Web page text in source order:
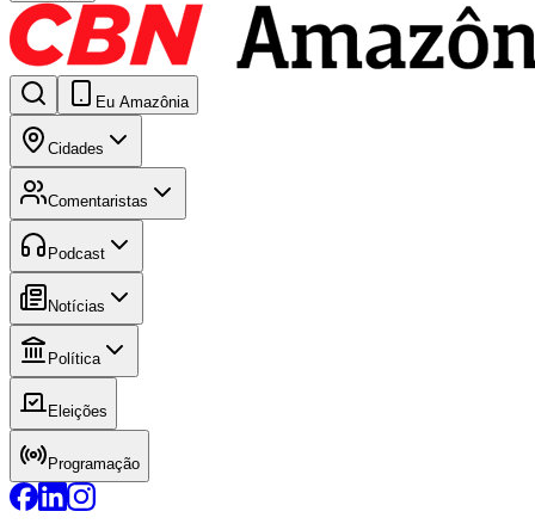
Eu Amazônia
Cidades
Comentaristas
Podcast
Notícias
Política
Eleições
Programação